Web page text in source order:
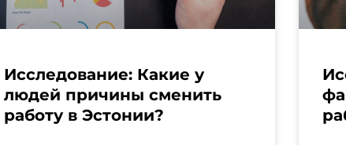
Исследование: Какие у
людей причины сменить
работу в Эстонии?